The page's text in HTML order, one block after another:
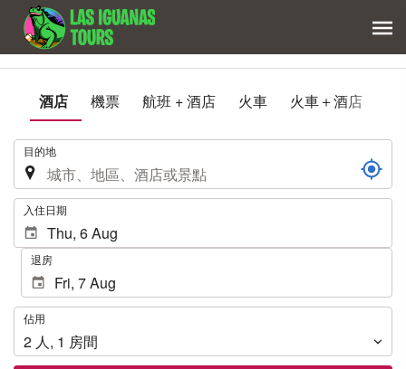
酒店 機票 航班 + 酒店 火車 火車＋酒店
. 目的地
. 入住日期
退房
佔
用
佔用
2 人 , 1 房間